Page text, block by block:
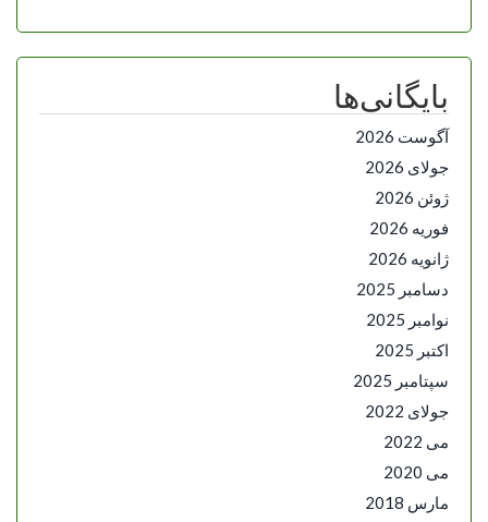
بایگانی‌ها
آگوست 2026
جولای 2026
ژوئن 2026
فوریه 2026
ژانویه 2026
دسامبر 2025
نوامبر 2025
اکتبر 2025
سپتامبر 2025
جولای 2022
می 2022
می 2020
مارس 2018